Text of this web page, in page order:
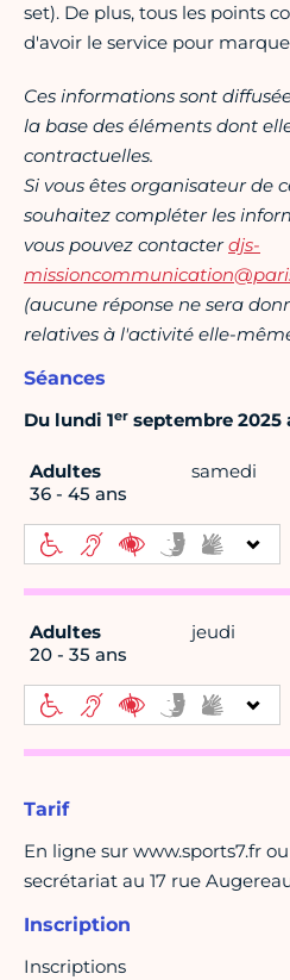
set). De plus, tous les points
d'avoir le service pour
Ces informations sont
la base des éléments dont
contractuelles.
Si vous êtes organisateur de
souhaitez compléter les
vous pouvez contacterdjs-
(aucune réponse ne sera
relatives à l'activité elle-
Séances
Du lundi 1er septembre 2025
Adultes
36 - 45 ans
samedi
Adultes
20 - 35 ans
jeudi
Tarif
En ligne sur www.sports7.fr
secrétariat au 17 rue
Inscription
Inscriptions